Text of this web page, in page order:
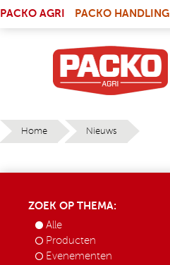
PACKO AGRI
PACKO HANDLING
Home Nieuws
ZOEK OP THEMA:
Alle
Producten
Evenementen